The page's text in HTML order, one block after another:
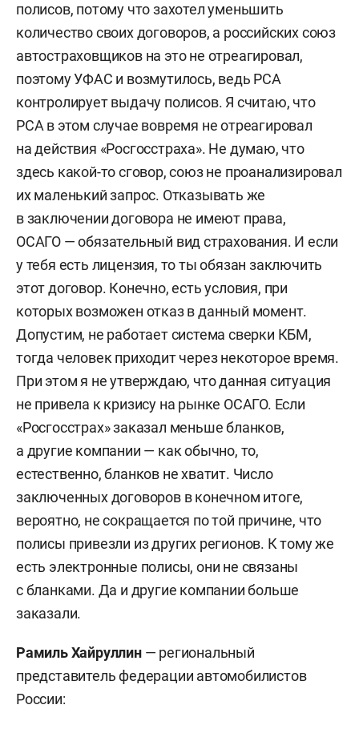
полисов, потому что захотел уменьшить
количество своих договоров, а российских союз
автостраховщиков на это не отреагировал,
поэтому УФАС и возмутилось, ведь РСА
контролирует выдачу полисов. Я считаю, что
РСА в этом случае вовремя не отреагировал
на действия «Росгосстраха». Не думаю, что
здесь какой-то сговор, союз не проанализировал
их маленький запрос. Отказывать же
в заключении договора не имеют права,
ОСАГО — обязательный вид страхования. И если
у тебя есть лицензия, то ты обязан заключить
этот договор. Конечно, есть условия, при
которых возможен отказ в данный момент.
Допустим, не работает система сверки КБМ,
тогда человек приходит через некоторое время.
При этом я не утверждаю, что данная ситуация
не привела к кризису на рынке ОСАГО. Если
«Росгосстрах» заказал меньше бланков,
а другие компании — как обычно, то,
естественно, бланков не хватит. Число
заключенных договоров в конечном итоге,
вероятно, не сокращается по той причине, что
полисы привезли из других регионов. К тому же
есть электронные полисы, они не связаны
с бланками. Да и другие компании больше
заказали.
Рамиль Хайруллин— региональный
представитель федерации автомобилистов
России: